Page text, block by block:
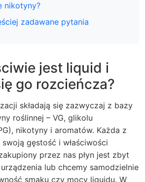
nikotyny?
zadawane pytania
jest liquid i
go rozcieńcza?
składają się zazwyczaj z bazy
roślinnej – VG, glikolu
nikotyny i aromatów. Każda z
gęstość i właściwości
przez nas płyn jest zbyt
lub chcemy samodzielnie
smaku czy mocy liquidu. W